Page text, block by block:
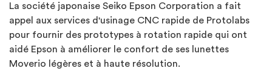
La société japonaise Seiko Epson Corporation a fait
appel aux services d'usinage CNC rapide de Protolabs
pour fournir des prototypes à rotation rapide qui ont
aidé Epson à améliorer le confort de ses lunettes
Moverio légères et à haute résolution.